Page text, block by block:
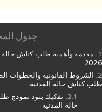
جدول
مقدمة وأهمية طلب كناش حالة
2026
الشروط القانونية والخطوات
طلب كناش حالة المدنية
تفكيك بنود نموذج
حالة المدنية